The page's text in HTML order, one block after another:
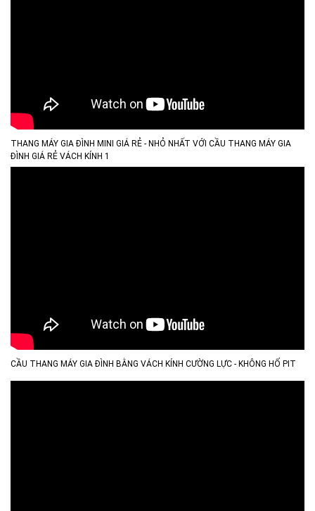
THANG MÁY GIA ĐÌNH MINI GIÁ RẺ - NHỎ NHẤT VỚI CẦU THANG MÁY GIA
ĐÌNH GIÁ RẺ VÁCH KÍNH 1
CẦU THANG MÁY GIA ĐÌNH BẰNG VÁCH KÍNH CƯỜNG LỰC - KHÔNG HỐ PIT